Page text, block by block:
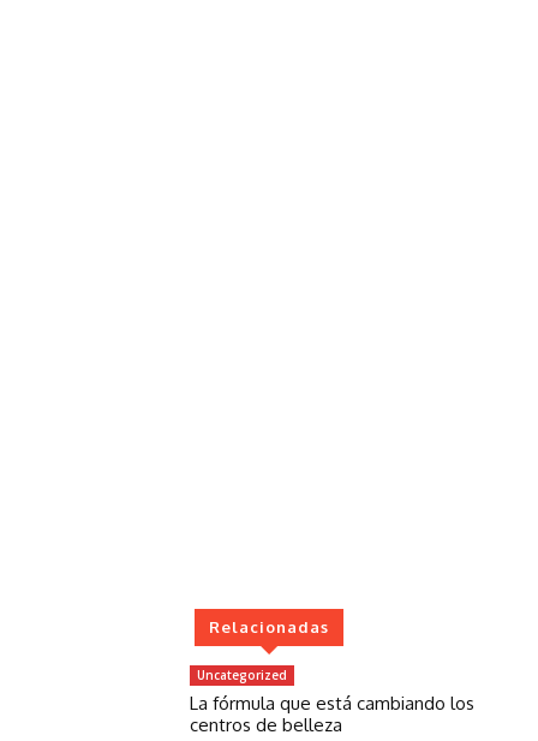
Relacionadas
Uncategorized
La fórmula que está cambiando los
centros de belleza